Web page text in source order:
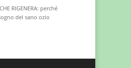
RIGENERA: perché
del sano ozio